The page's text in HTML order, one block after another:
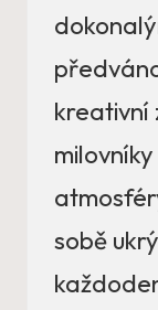
kreativní
sobě